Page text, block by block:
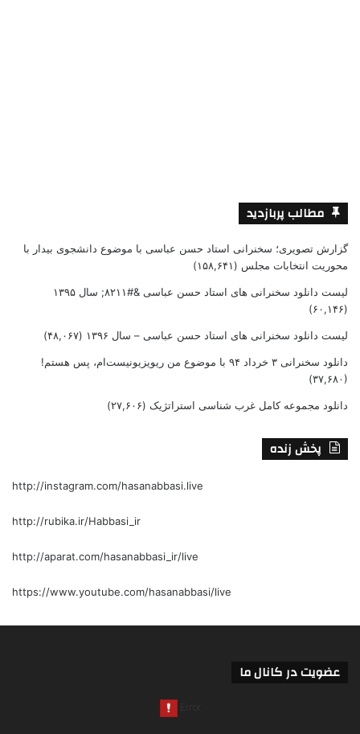
مطالب پربازدید
گزارش تصویری؛ سخنرانی استاد حسن عباسی با موضوع دانشجوی بیدار با
محوریت انتخابات مجلس (۱۵۸,۶۴۱)
لیست دانلود سخنرانی های استاد حسن عباسی &#۸۲۱۱; سال ۱۳۹۵
(۶۰,۱۴۶)
لیست دانلود سخنرانی های استاد حسن عباسی – سال ۱۳۹۶ (۴۸,۰۶۷)
دانلود سخنرانی ۳ خرداد ۹۴ با موضوع من ریویزیونیست‌ام، پس هستم!
(۳۷,۶۸۰)
دانلود مجموعه کامل غرب شناسی استراتژیک (۲۷,۶۰۶)
پخش زنده
http://instagram.com/hasanabbasi.live
http://rubika.ir/Habbasi_ir
http://aparat.com/hasanabbasi_ir/live
https://www.youtube.com/hasanabbasi/live
عضویت در کانال ما